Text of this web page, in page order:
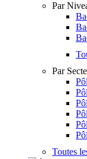
Par
Par
Toutes